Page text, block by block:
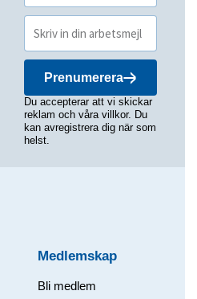
Prenumerera
Du accepterar att vi skickar
reklam och våra villkor. Du
kan avregistrera dig när som
helst.
Medlemskap
Bli medlem